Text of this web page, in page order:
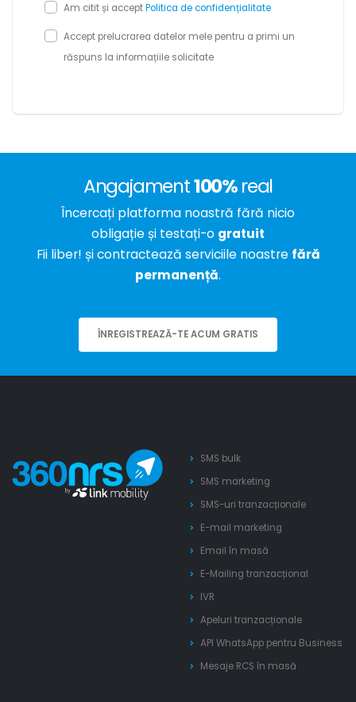
Am citit și acceptPolitica de confidențialitate
Accept prelucrarea datelor mele pentru a primi un
răspuns la informațiile solicitate
Angajament100%real
Încercați platforma noastră fără nicio
obligație și testați-o gratuit
Fii liber! și contractează serviciile noastre fără
permanență.
ÎNREGISTREAZĂ-TE ACUM GRATIS
SMS bulk
SMS marketing
SMS-uri tranzacționale
E-mail marketing
Email în masă
E-Mailing tranzacțional
IVR
Apeluri tranzacționale
API WhatsApp pentru Business
Mesaje RCS în masă